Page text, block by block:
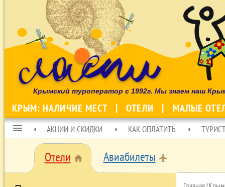
Крымский туроператор с 1992г. Мы знаем наш
КРЫМ: НАЛИЧИЕ МЕСТ ОТЕЛИ МАЛЫЕ
menu АКЦИИ И СКИДКИ КАК ОПЛАТИТЬ
Отели home Авиабилеты local_airport